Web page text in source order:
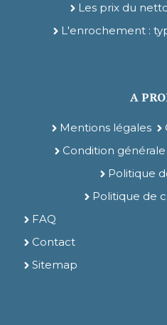
Les prix du
L'enrochement :
A
Mentions légales
Condition
Politique
Politique de
FAQ
Contact
Sitemap